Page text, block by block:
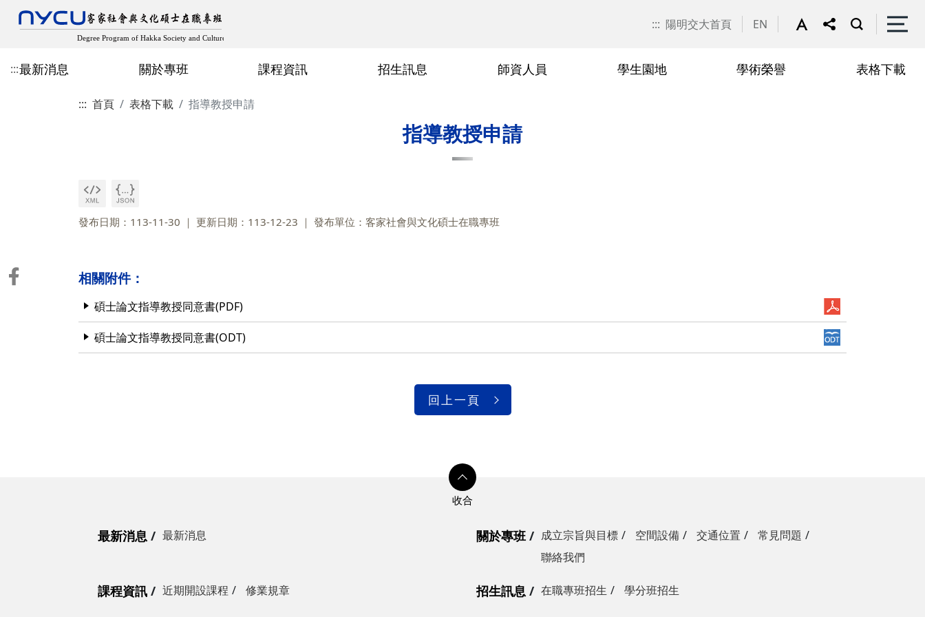
::: 陽明交大首頁 EN
:::最新消息 關於專班
空間設備
課程資訊
修業規章
招生訊息
學分班招生
師資人員
人社領域
學生園地
歷屆專班畢業生論文 多元畢業成果
學術榮譽
教師客家學術出版 學生出版、獲獎與學術參與
表格下載
論文計畫口試申請
::: 首頁 表格下載 指導教授申請
指導教授申請
發布日期：113-11-30 更新日期：113-12-23 發布單位：客家社會與文化碩士在職專班
相關附件：
碩士論文指導教授同意書(PDF)
碩士論文指導教授同意書(ODT)
回上一頁
最新消息 最新消息 關於專班 成立宗旨與目標 空間設備 交通位置
常見問題
聯絡我們
課程資訊 近期開設課程 修業規章 招生訊息 在職專班招生 學分班招生